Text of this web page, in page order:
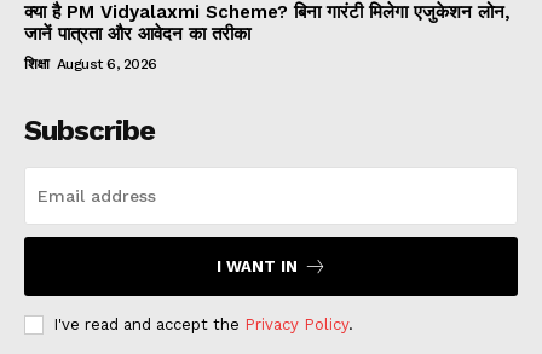
क्या है PM Vidyalaxmi Scheme? बिना गारंटी मिलेगा एजुकेशन लोन,
जानें पात्रता और आवेदन का तरीका
शिक्षा August 6, 2026
Subscribe
I WANT IN
I've read and accept the Privacy Policy.